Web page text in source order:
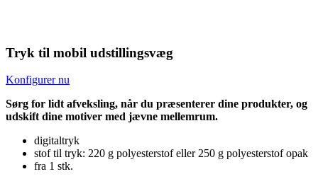
Tryk til mobil udstillingsvæg
Konfigurer nu
Sørg for lidt afveksling, når du præsenterer dine produkter, og
udskift dine motiver med jævne mellemrum.
digitaltryk
stof til tryk: 220 g polyesterstof eller 250 g polyesterstof opak
fra 1 stk.